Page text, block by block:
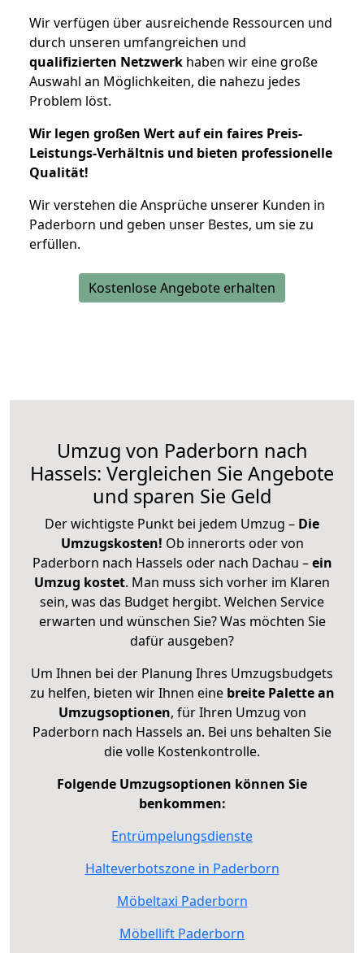
Wir verfügen über ausreichende Ressourcen und
durch unseren umfangreichen und
qualifizierten Netzwerk haben wir eine große
Auswahl an Möglichkeiten, die nahezu jedes
Problem löst.
Wir legen großen Wert auf ein faires Preis-
Leistungs-Verhältnis und bieten professionelle
Qualität!
Wir verstehen die Ansprüche unserer Kunden in
Paderborn und geben unser Bestes, um sie zu
erfüllen.
Kostenlose Angebote erhalten
Umzug von Paderborn nach
Hassels: Vergleichen Sie Angebote
und sparen Sie Geld
Der wichtigste Punkt bei jedem Umzug – Die
Umzugskosten! Ob innerorts oder von
Paderborn nach Hassels oder nach Dachau –ein
Umzug kostet. Man muss sich vorher im Klaren
sein, was das Budget hergibt. Welchen Service
erwarten und wünschen Sie? Was möchten Sie
dafür ausgeben?
Um Ihnen bei der Planung Ihres Umzugsbudgets
zu helfen, bieten wir Ihnen eine breite Palette an
Umzugsoptionen, für Ihren Umzug von
Paderborn nach Hassels an. Bei uns behalten Sie
die volle Kostenkontrolle.
Folgende Umzugsoptionen können Sie
benkommen:
Entrümpelungsdienste
Halteverbotszone in Paderborn
Möbeltaxi Paderborn
Möbellift Paderborn